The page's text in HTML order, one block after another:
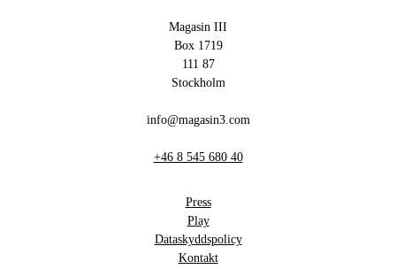
Magasin III
Box 1719
111 87
Stockholm
info@magasin3.com
+46 8 545 680 40
Press
Play
Dataskyddspolicy
Kontakt